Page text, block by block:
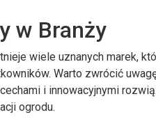
w Branży
wiele uznanych marek,
Warto zwrócić
i innowacyjnymi
ogrodu.